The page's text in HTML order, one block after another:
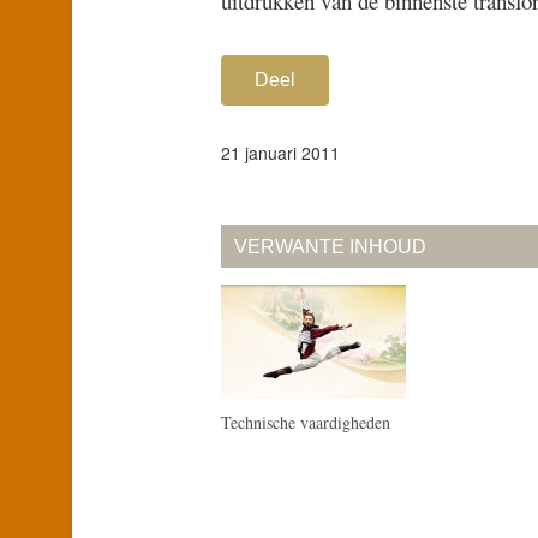
Deel
21 januari 2011
VERWANTE INHOUD
Technische vaardigheden